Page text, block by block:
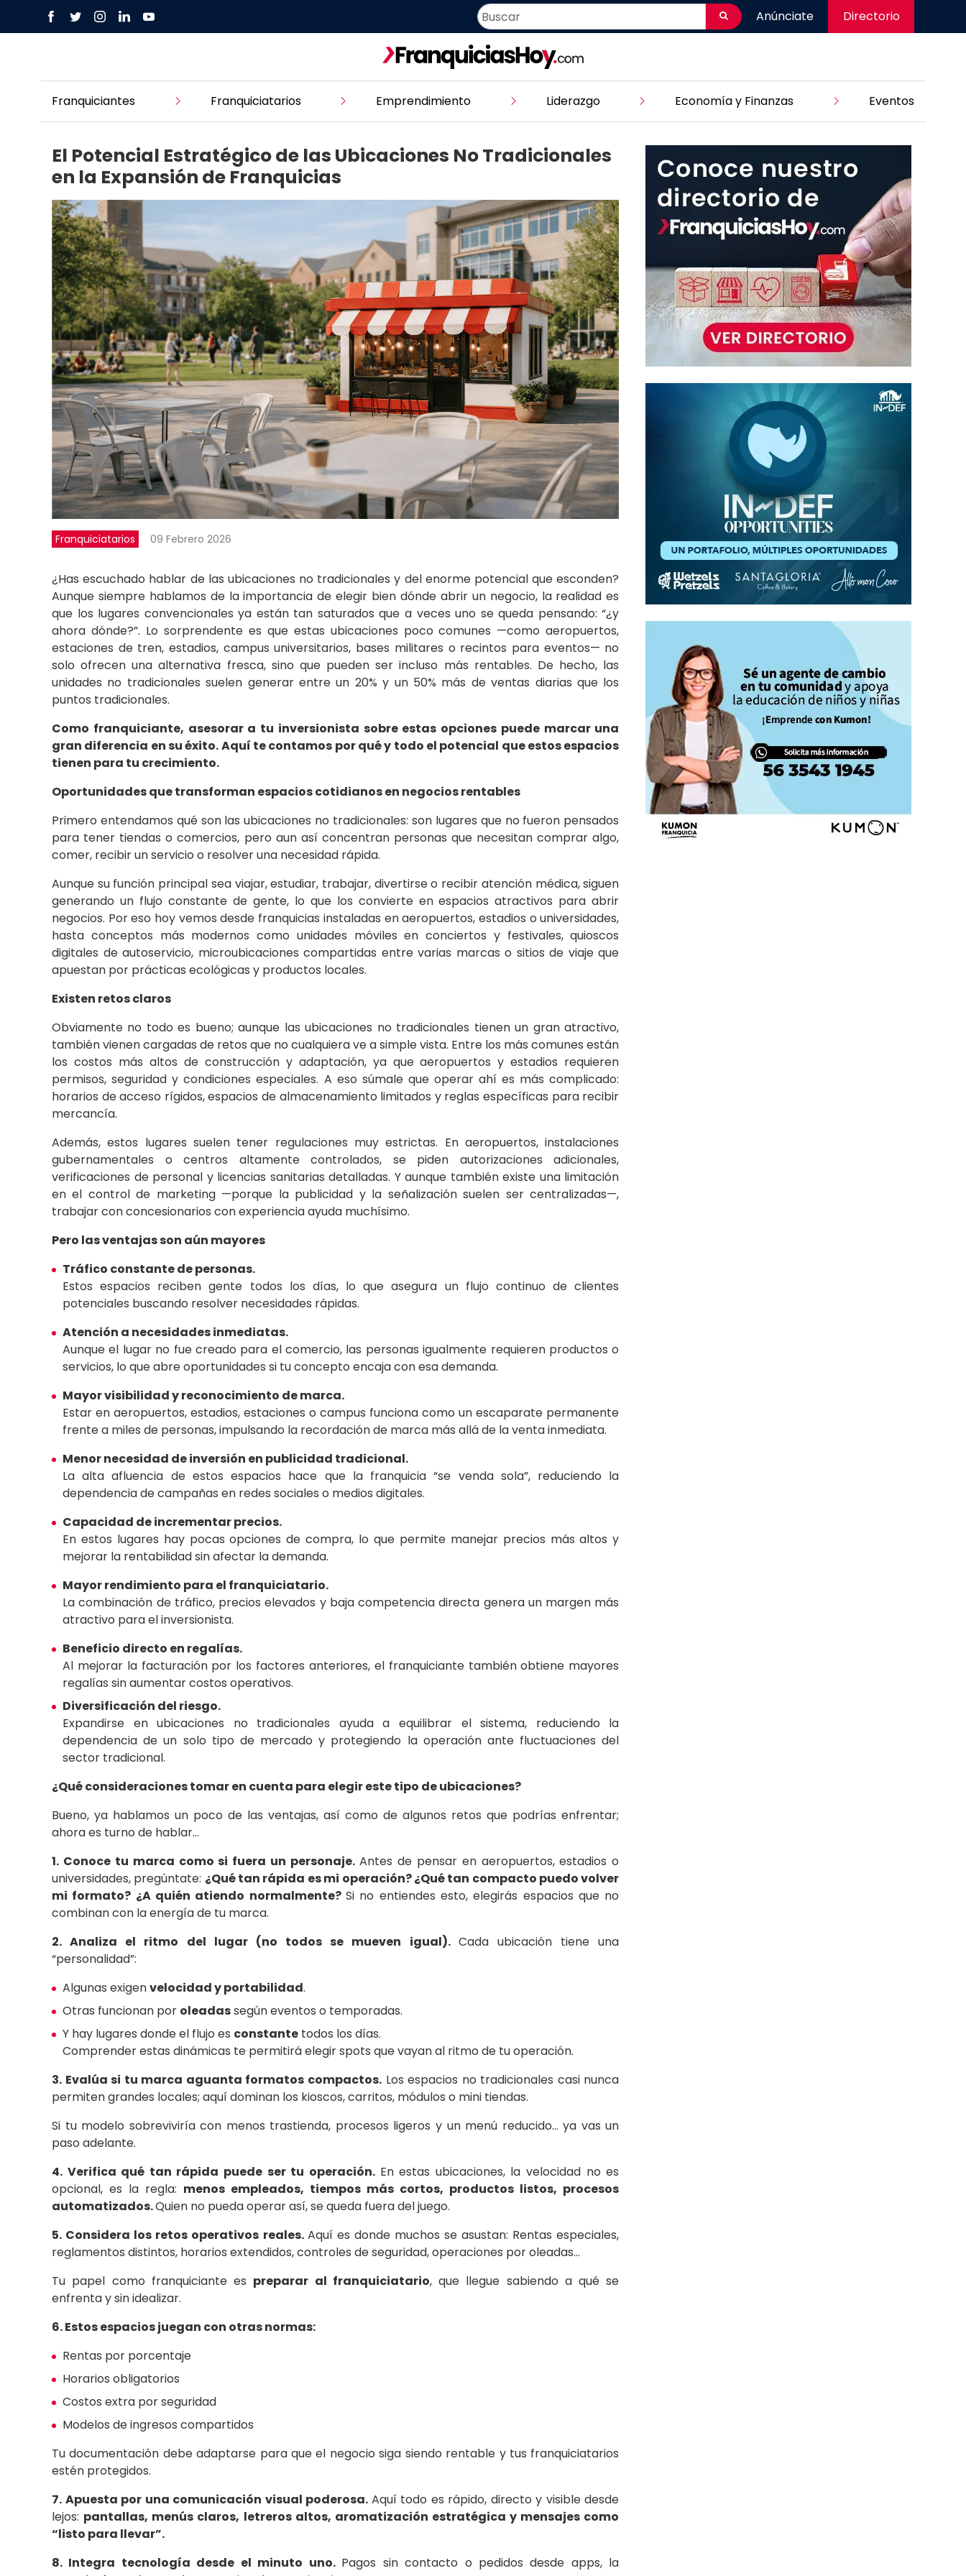
Anúnciate Directorio
Franquiciantes Franquiciatarios Emprendimiento Liderazgo Economía y Finanzas Eventos
El Potencial Estratégico de las Ubicaciones No Tradicionales
en la Expansión de Franquicias
Franquiciatarios 09 Febrero 2026
¿Has escuchado hablar de las ubicaciones no tradicionales y del enorme potencial que esconden?
Aunque siempre hablamos de la importancia de elegir bien dónde abrir un negocio, la realidad es
que los lugares convencionales ya están tan saturados que a veces uno se queda pensando: “¿y
ahora dónde?”. Lo sorprendente es que estas ubicaciones poco comunes —como aeropuertos,
estaciones de tren, estadios, campus universitarios, bases militares o recintos para eventos— no
solo ofrecen una alternativa fresca, sino que pueden ser incluso más rentables. De hecho, las
unidades no tradicionales suelen generar entre un 20% y un 50% más de ventas diarias que los
puntos tradicionales.
Como franquiciante, asesorar a tu inversionista sobre estas opciones puede marcar una
gran diferencia en su éxito. Aquí te contamos por qué y todo el potencial que estos espacios
tienen para tu crecimiento.
Oportunidades que transforman espacios cotidianos en negocios rentables
Primero entendamos qué son las ubicaciones no tradicionales: son lugares que no fueron pensados
para tener tiendas o comercios, pero aun así concentran personas que necesitan comprar algo,
comer, recibir un servicio o resolver una necesidad rápida.
Aunque su función principal sea viajar, estudiar, trabajar, divertirse o recibir atención médica, siguen
generando un flujo constante de gente, lo que los convierte en espacios atractivos para abrir
negocios. Por eso hoy vemos desde franquicias instaladas en aeropuertos, estadios o universidades,
hasta conceptos más modernos como unidades móviles en conciertos y festivales, quioscos
digitales de autoservicio, microubicaciones compartidas entre varias marcas o sitios de viaje que
apuestan por prácticas ecológicas y productos locales.
Existen retos claros
Obviamente no todo es bueno; aunque las ubicaciones no tradicionales tienen un gran atractivo,
también vienen cargadas de retos que no cualquiera ve a simple vista. Entre los más comunes están
los costos más altos de construcción y adaptación, ya que aeropuertos y estadios requieren
permisos, seguridad y condiciones especiales. A eso súmale que operar ahí es más complicado:
horarios de acceso rígidos, espacios de almacenamiento limitados y reglas específicas para recibir
mercancía.
Además, estos lugares suelen tener regulaciones muy estrictas. En aeropuertos, instalaciones
gubernamentales o centros altamente controlados, se piden autorizaciones adicionales,
verificaciones de personal y licencias sanitarias detalladas. Y aunque también existe una limitación
en el control de marketing —porque la publicidad y la señalización suelen ser centralizadas—,
trabajar con concesionarios con experiencia ayuda muchísimo.
Pero las ventajas son aún mayores
Tráfico constante de personas.
Estos espacios reciben gente todos los días, lo que asegura un flujo continuo de clientes
potenciales buscando resolver necesidades rápidas.
Atención a necesidades inmediatas.
Aunque el lugar no fue creado para el comercio, las personas igualmente requieren productos o
servicios, lo que abre oportunidades si tu concepto encaja con esa demanda.
Mayor visibilidad y reconocimiento de marca.
Estar en aeropuertos, estadios, estaciones o campus funciona como un escaparate permanente
frente a miles de personas, impulsando la recordación de marca más allá de la venta inmediata.
Menor necesidad de inversión en publicidad tradicional.
La alta afluencia de estos espacios hace que la franquicia “se venda sola”, reduciendo la
dependencia de campañas en redes sociales o medios digitales.
Capacidad de incrementar precios.
En estos lugares hay pocas opciones de compra, lo que permite manejar precios más altos y
mejorar la rentabilidad sin afectar la demanda.
Mayor rendimiento para el franquiciatario.
La combinación de tráfico, precios elevados y baja competencia directa genera un margen más
atractivo para el inversionista.
Beneficio directo en regalías.
Al mejorar la facturación por los factores anteriores, el franquiciante también obtiene mayores
regalías sin aumentar costos operativos.
Diversificación del riesgo.
Expandirse en ubicaciones no tradicionales ayuda a equilibrar el sistema, reduciendo la
dependencia de un solo tipo de mercado y protegiendo la operación ante fluctuaciones del
sector tradicional.
¿Qué consideraciones tomar en cuenta para elegir este tipo de ubicaciones?
Bueno, ya hablamos un poco de las ventajas, así como de algunos retos que podrías enfrentar;
ahora es turno de hablar…
1. Conoce tu marca como si fuera un personaje. Antes de pensar en aeropuertos, estadios o
universidades, pregúntate: ¿Qué tan rápida es mi operación? ¿Qué tan compacto puedo volver
mi formato? ¿A quién atiendo normalmente? Si no entiendes esto, elegirás espacios que no
combinan con la energía de tu marca.
2. Analiza el ritmo del lugar (no todos se mueven igual). Cada ubicación tiene una
“personalidad”:
Algunas exigenvelocidad y portabilidad.
Otras funcionan por oleadassegún eventos o temporadas.
Y hay lugares donde el flujo es constante todos los días.
Comprender estas dinámicas te permitirá elegir spots que vayan al ritmo de tu operación.
3. Evalúa si tu marca aguanta formatos compactos.Los espacios no tradicionales casi nunca
permiten grandes locales; aquí dominan los kioscos, carritos, módulos o mini tiendas.
Si tu modelo sobreviviría con menos trastienda, procesos ligeros y un menú reducido… ya vas un
paso adelante.
4. Verifica qué tan rápida puede ser tu operación. En estas ubicaciones, la velocidad no es
opcional, es la regla: menos empleados, tiempos más cortos, productos listos, procesos
automatizados.Quien no pueda operar así, se queda fuera del juego.
5. Considera los retos operativos reales. Aquí es donde muchos se asustan: Rentas especiales,
reglamentos distintos, horarios extendidos, controles de seguridad, operaciones por oleadas…
Tu papel como franquiciante es preparar al franquiciatario, que llegue sabiendo a qué se
enfrenta y sin idealizar.
6. Estos espacios juegan con otras normas:
Rentas por porcentaje
Horarios obligatorios
Costos extra por seguridad
Modelos de ingresos compartidos
Tu documentación debe adaptarse para que el negocio siga siendo rentable y tus franquiciatarios
estén protegidos.
7. Apuesta por una comunicación visual poderosa. Aquí todo es rápido, directo y visible desde
lejos: pantallas, menús claros, letreros altos, aromatización estratégica y mensajes como
“listo para llevar”.
8. Integra tecnología desde el minuto uno. Pagos sin contacto o pedidos desde apps, la